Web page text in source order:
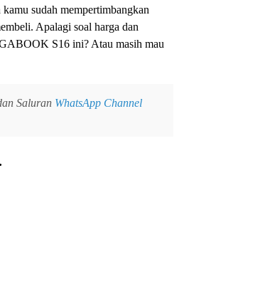
sudah mempertimbangkan
Apalagi soal harga dan
S16 ini? Atau masih mau
Saluran WhatsApp Channel